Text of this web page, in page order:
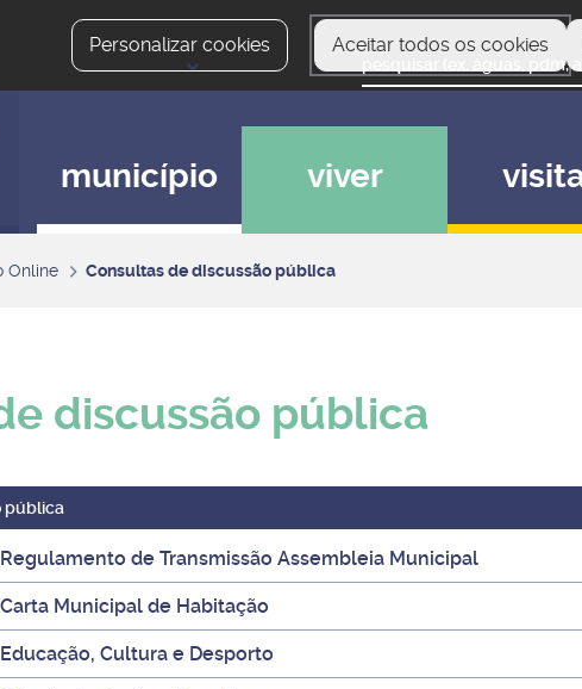
Personalizar cookies Aceitar todos os cookies
município viver
Online Consultas de discussão pública
discussão pública
pública
de Transmissão Assembleia Municipal
Municipal de Habitação
Cultura e Desporto